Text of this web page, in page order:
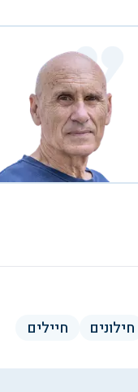
חילונים חיילים